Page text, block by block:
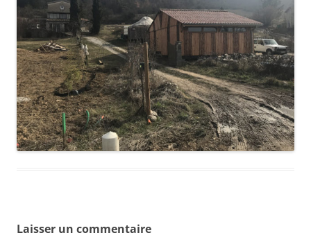
Laisser un commentaire